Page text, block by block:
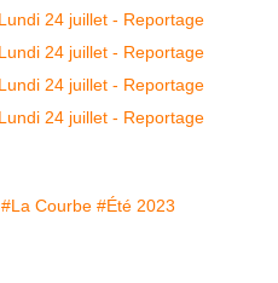
#La Courbe #Été 2023